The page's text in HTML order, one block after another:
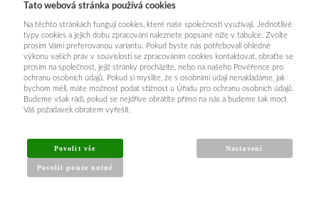
Tato webová stránka používá cookies
Na těchto stránkách fungují cookies, které naše společnosti využívají. Jednotlivé
typy cookies a jejich dobu zpracování naleznete popsané níže v tabulce. Zvolte
prosím Vámi preferovanou variantu. Pokud byste nás potřebovali ohledně
výkonu vašich práv v souvislosti se zpracováním cookies kontaktovat, obraťte se
prosím na společnost, jejíž stránky procházíte, nebo na našeho Pověřence pro
ochranu osobních údajů. Pokud si myslíte, že s osobními údaji nenakládáme, jak
bychom měli, máte možnost podat stížnost u Úřadu pro ochranu osobních údajů.
Budeme však rádi, pokud se nejdříve obrátíte přímo na nás a budeme tak moct
Váš požadavek obratem vyřešit.
Povolit vše
Povolit pouze nutné
Nastavení